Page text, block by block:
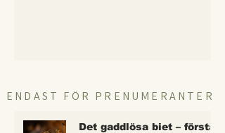
ENDAST FÖR PRENUMERANTER
Det gaddlösa biet – första